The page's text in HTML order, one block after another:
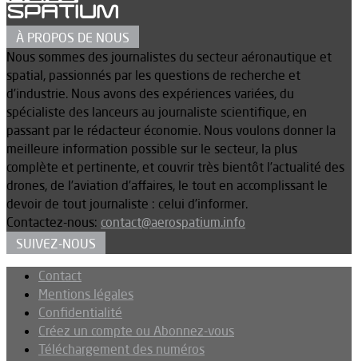
À PROPOS DE NOUS
Nous sommes des journalistes du secteur aéronautique et
spatial, passionnés par les questions de recherche et
d’industrie. Nous avons des expériences variées, du
spécialiste des lanceurs au journaliste scientifique, en
passant par le rédacteur économie. Nous voulons donner la
meilleure information possible sur le secteur, la plus
complète et pertinente, et couvrir très bientôt l’actualité des
drones, de l’aviation d’affaires, le tout en accomplissant le
devoir de tout journaliste : celui d’informer.
Contactez-nous: contact@aerospatium.info
SUIVEZ-NOUS
Contact
Mentions légales
Confidentialité
Créez un compte ou Abonnez-vous
Téléchargement des numéros